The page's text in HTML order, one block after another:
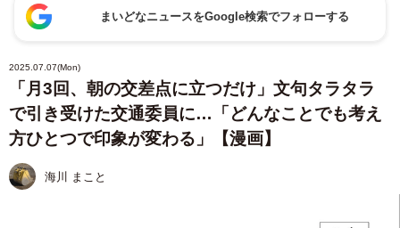
まいどなニュースをGoogle検索でフォローする
2025.07.07(Mon)
「月3回、朝の交差点に立つだけ」文句タラタラ
で引き受けた交通委員に…「どんなことでも考え
方ひとつで印象が変わる」【漫画】
海川 まこと